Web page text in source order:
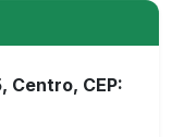
Centro, CEP: